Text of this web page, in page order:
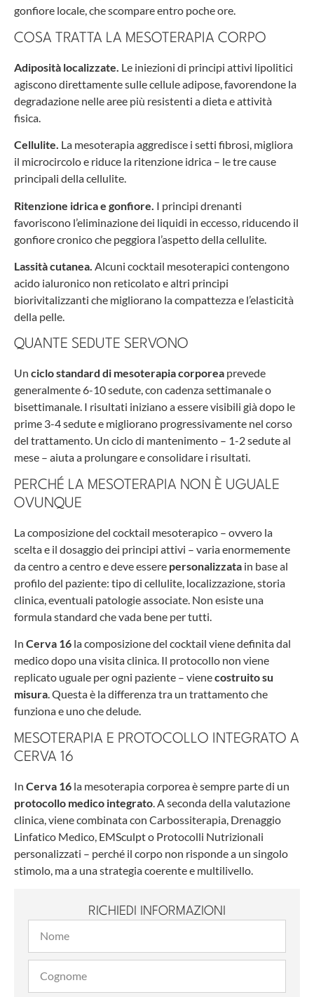
gonfiore locale, che scompare entro poche ore.
COSA TRATTA LA MESOTERAPIA CORPO
Adiposità localizzate. Le iniezioni di principi attivi lipolitici
agiscono direttamente sulle cellule adipose, favorendone la
degradazione nelle aree più resistenti a dieta e attività
fisica.
Cellulite. La mesoterapia aggredisce i setti fibrosi, migliora
il microcircolo e riduce la ritenzione idrica – le tre cause
principali della cellulite.
Ritenzione idrica e gonfiore. I principi drenanti
favoriscono l’eliminazione dei liquidi in eccesso, riducendo il
gonfiore cronico che peggiora l’aspetto della cellulite.
Lassità cutanea. Alcuni cocktail mesoterapici contengono
acido ialuronico non reticolato e altri principi
biorivitalizzanti che migliorano la compattezza e l’elasticità
della pelle.
QUANTE SEDUTE SERVONO
Un ciclo standard di mesoterapia corporea prevede
generalmente 6-10 sedute, con cadenza settimanale o
bisettimanale. I risultati iniziano a essere visibili già dopo le
prime 3-4 sedute e migliorano progressivamente nel corso
del trattamento. Un ciclo di mantenimento – 1-2 sedute al
mese – aiuta a prolungare e consolidare i risultati.
PERCHÉ LA MESOTERAPIA NON È UGUALE
OVUNQUE
La composizione del cocktail mesoterapico – ovvero la
scelta e il dosaggio dei principi attivi – varia enormemente
da centro a centro e deve essere personalizzata in base al
profilo del paziente: tipo di cellulite, localizzazione, storia
clinica, eventuali patologie associate. Non esiste una
formula standard che vada bene per tutti.
In Cerva 16 la composizione del cocktail viene definita dal
medico dopo una visita clinica. Il protocollo non viene
replicato uguale per ogni paziente – vienecostruito su
misura. Questa è la differenza tra un trattamento che
funziona e uno che delude.
MESOTERAPIA E PROTOCOLLO INTEGRATO A
CERVA 16
In Cerva 16 la mesoterapia corporea è sempre parte di un
protocollo medico integrato . A seconda della valutazione
clinica, viene combinata con Carbossiterapia, Drenaggio
Linfatico Medico, EMSculpt o Protocolli Nutrizionali
personalizzati – perché il corpo non risponde a un singolo
stimolo, ma a una strategia coerente e multilivello.
RICHIEDI INFORMAZIONI